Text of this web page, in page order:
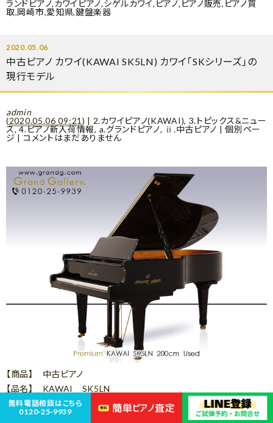
ランドピアノ,カワイピアノ,シゲルカワイ, ピアノ, ピアノ販売, ピアノ買
取,岡崎市,愛知県,鍵盤楽器
2020.05.06
中古ピアノ カワイ(KAWAI SK5LN) カワイ「SKシリーズ」の
現行モデル
admin
(2020.05.06 09:21 ) | 2.カワイピアノ(KAWAI), 3.トピックス&ニュー
ス,4.ピアノ新入荷情報, a.グランドピアノ, ⅱ.中古ピアノ |個別ペー
ジ | コメントはまだありません
【商品】 中古ピアノ
【品名】 KAWAI SK5LN
カワイ「SKシリーズ」の現行モデル
無料電話相談はこちら
0120-25-9939